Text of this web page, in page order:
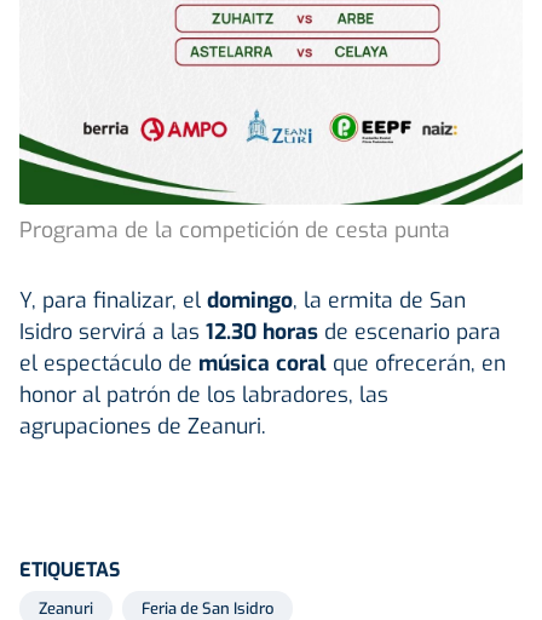
Programa de la competición de cesta punta
Y, para finalizar, el domingo, la ermita de San
Isidro servirá a las 12.30 horas de escenario para
el espectáculo de música coral que ofrecerán, en
honor al patrón de los labradores, las
agrupaciones de Zeanuri.
ETIQUETAS
Zeanuri Feria de San Isidro